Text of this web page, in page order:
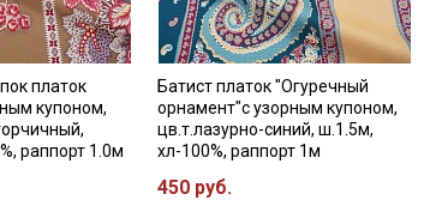
платок
купоном,
раппорт 1.0м
Батист платок "Огуречный
орнамент"с узорным купоном,
цв.т.лазурно-синий, ш.1.5м,
хл-100%, раппорт 1м
450 руб.